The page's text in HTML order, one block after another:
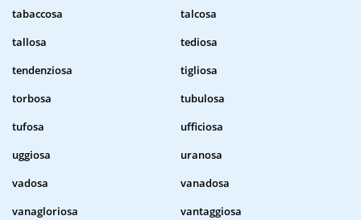
tabaccosa
talcosa
tallosa
tediosa
tendenziosa
tigliosa
torbosa
tubulosa
tufosa
ufficiosa
uggiosa
uranosa
vadosa
vanadosa
vanagloriosa
vantaggiosa